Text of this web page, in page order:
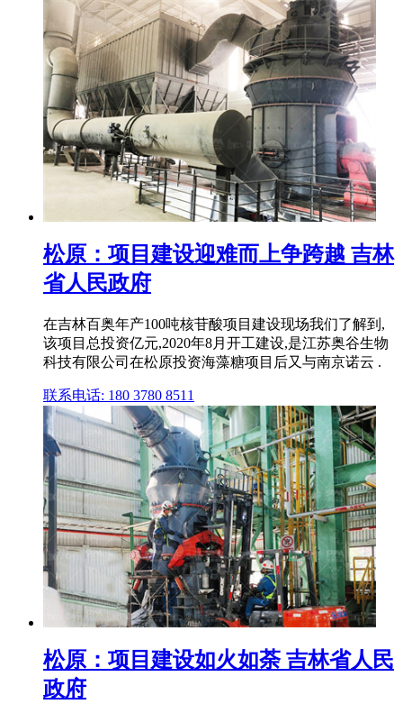
松原：项目建设迎难而上争跨越 吉林
省人民政府
在吉林百奥年产100吨核苷酸项目建设现场我们了解到,
该项目总投资亿元,2020年8月开工建设,是江苏奥谷生物
科技有限公司在松原投资海藻糖项目后又与南京诺云 .
联系电话: 180 3780 8511
松原：项目建设如火如荼 吉林省人民
政府